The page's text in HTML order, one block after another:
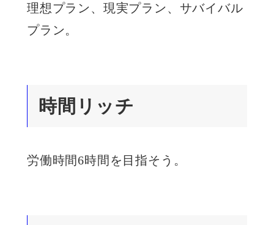
理想プラン、現実プラン、サバイバル
プラン。
時間リッチ
労働時間6時間を目指そう。